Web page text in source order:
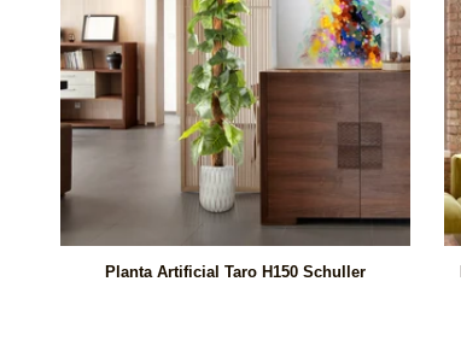
Planta Artificial Taro H150 Schuller